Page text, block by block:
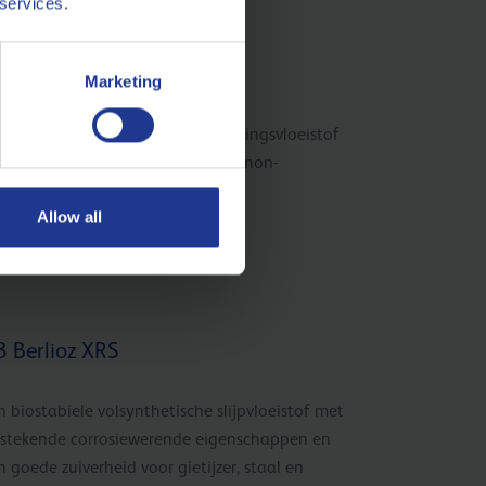
Marketing
Allow all
Berlioz XVH
multifunctionele metaalbewerkingsvloeistof
alle bewerkingen van ferro- en non-
Berlioz XRS
biostabiele volsynthetische slijpvloeistof met
corrosiewerende eigenschappen en
goede zuiverheid voor gietijzer, staal en